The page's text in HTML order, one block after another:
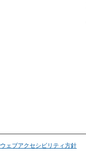
ウェブアクセシビリティ方針